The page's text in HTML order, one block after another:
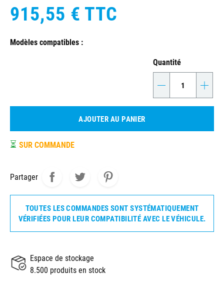
915,55 € TTC
Modèles compatibles :
Quantité
- +
AJOUTER AU PANIER
⏳ SUR COMMANDE
Partager
TOUTES LES COMMANDES SONT SYSTÉMATIQUEMENT
VÉRIFIÉES POUR LEUR COMPATIBILITÉ AVEC LE VÉHICULE.
Espace de stockage
8.500 produits en stock